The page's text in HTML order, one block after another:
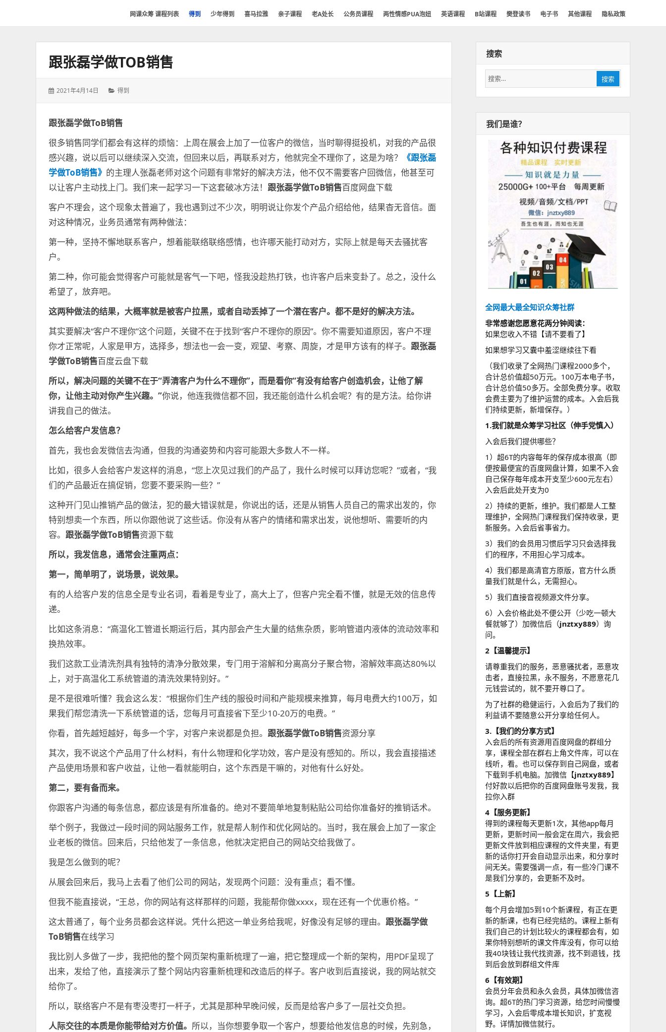
课
群-
网课众筹 课程列表 得到 少年得到 喜马拉雅 亲子课程 老A处长 公务员课程 两性情感PUA泡妞 英语课程 B站课程 樊登读书 电子书 其他课程 隐私政策
跟张磊学做TOB销售
发
2021年4月14日
分
得到
跟张磊学做ToB销售
很多销售同学们都会有这样的烦恼：上周在展会上加了一位客户的微信，当时聊得挺投机，对我的产品很
感兴趣，说以后可以继续深入交流，但回来以后，再联系对方，他就完全不理你了，这是为啥？
《跟张磊
学做ToB销售》 的主理人张磊老师对这个问题有非常好的解决方法，他不仅不需要客户回微信，他甚至可
以让客户主动找上门。我们来一起学习一下这套破冰方法！ 跟张磊学做ToB销售百度网盘下载
客户不理会，这个现象太普遍了，我也遇到过不少次，明明说让你发个产品介绍给他，结果杳无音信。面
对这种情况，业务员通常有两种做法：
第一种，坚持不懈地联系客户，想着能联络联络感情，也许哪天能打动对方，实际上就是每天去骚扰客
户。
第二种，你可能会觉得客户可能就是客气一下吧，怪我没趁热打铁，也许客户后来变卦了。总之，没什么
希望了，放弃吧。
这两种做法的结果，大概率就是被客户拉黑，或者自动丢掉了一个潜在客户。都不是好的解决方法。
其实要解决“客户不理你”这个问题，关键不在于找到“客户不理你的原因”。你不需要知道原因，客户不理
你才正常呢，人家是甲方，选择多，想法也一会一变，观望、考察、周旋，才是甲方该有的样子。 跟张磊
学做ToB销售百度云盘下载
所以，解决问题的关键不在于“弄清客户为什么不理你”，而是看你“有没有给客户创造机会，让他了解
你，让他主动对你产生兴趣。”你说，他连我微信都不回，我还能创造什么机会呢？有的是方法。给你讲
讲我自己的做法。
怎么给客户发信息？
首先，我也会发微信去沟通，但我的沟通姿势和内容可能跟大多数人不一样。
比如，很多人会给客户发这样的消息，“您上次见过我们的产品了，我什么时候可以拜访您呢？”或者，“我
们的产品最近在搞促销，您要不要采购一些？”
这种开门见山推销产品的做法，犯的最大错误就是，你说出的话，还是从销售人员自己的需求出发的，你
特别想卖一个东西，所以你跟他说了这些话。你没有从客户的情绪和需求出发，说他想听、需要听的内
容。 跟张磊学做ToB销售资源下载
所以，我发信息，通常会注重两点：
第一，简单明了，说场景，说效果。
有的人给客户发的信息全是专业名词，看着是专业了，高大上了，但客户完全看不懂，就是无效的信息传
递。
比如这条消息：“高温化工管道长期运行后，其内部会产生大量的结焦杂质，影响管道内液体的流动效率和
换热效率。
我们这款工业清洗剂具有独特的清净分散效果，专门用于溶解和分离高分子聚合物，溶解效率高达80%以
上，对于高温化工系统管道的清洗效果特别好。”
是不是很难听懂？我会这么发：“根据你们生产线的服役时间和产能规模来推算，每月电费大约100万，如
果我们帮您清洗一下系统管道的话，您每月可直接省下至少10-20万的电费。”
你看，首先越短越好，每多一个字，对客户来说都是负担。 跟张磊学做ToB销售资源分享
其次，我不说这个产品用了什么材料，有什么物理和化学功效，客户是没有感知的。所以，我会直接描述
产品使用场景和客户收益，让他一看就能明白，这个东西是干嘛的，对他有什么好处。
第二，要有备而来。
你跟客户沟通的每条信息，都应该是有所准备的。绝对不要简单地复制粘贴公司给你准备好的推销话术。
举个例子，我做过一段时间的网站服务工作，就是帮人制作和优化网站的。当时，我在展会上加了一家企
业老板的微信。回来后，只给他发了一条信息，他就决定把自己的网站交给我做了。
我是怎么做到的呢？
从展会回来后，我马上去看了他们公司的网站，发现两个问题：没有重点；看不懂。
但我不能直接说，“王总，你的网站有这样那样的问题，我能帮你做xxxx，现在还有一个优惠价格。”
这太普通了，每个业务员都会这样说。凭什么把这一单业务给我呢，好像没有足够的理由。 跟张磊学做
ToB销售在线学习
我比别人多做了一步，我把他的整个网页架构重新梳理了一遍，把它整理成一个新的架构，用PDF呈现了
出来，发给了他，直接演示了整个网站内容重新梳理和改造后的样子。客户收到后直接说，我的网站就交
给你了。
所以，联络客户不是有枣没枣打一杆子，尤其是那种早晚问候，反而是给客户多了一层社交负担。
人际交往的本质是你能带给对方价值。 所以，当你想要争取一个客户，想要给他发信息的时候，先别急，
搜索
搜
索：
搜索
我们是谁？
全网最大最全知识众筹社群
非常感谢您愿意花两分钟阅读：
如果您收入不错【请不要看了】
如果想学习又囊中羞涩继续往下看
（我们收录了全网热门课程2000多个，
合计总价值超50万元。100万本电子书，
合计总价值50多万。全部免费分享。收取
会费主要为了维护运营的成本。入会后我
们持续更新，新增保存。）
1.我们就是众筹学习社区（伸手党慎入）
入会后我们提供哪些？
1）超6T的内容每年的保存成本很高（即
便按最便宜的百度网盘计算，如果不入会
自己保存每年成本开支至少600元左右）
入会后此处开支为0
2）持续的更新，维护。我们都是人工整
理维护，全网热门课程我们保持收录，更
新服务。入会后省事省力。
3）我们的会员用习惯后学习只会选择我
们的程序，不用担心学习成本。
4）我们都是高清官方原版，官方什么质
量我们就是什么，无需担心。
5）我们直接音视频源文件分享。
6）入会价格此处不便公开（少吃一顿大
餐就够了）加微信后（jnztxy889）询
问。
2【温馨提示】
请尊重我们的服务，恶意骚扰者，恶意攻
击者，直接拉黑，永不服务，不愿意花几
元钱尝试的，就不要开尊口了。
为了社群的稳健运行，入会后为了我们的
利益请不要随意公开分享给任何人。
3.【我们的分享方式】
入会后的所有资源用百度网盘的群组分
享，课程全部在群右上角文件库，可以在
线听，看。也可以保存到自己网盘，或者
下载到手机电脑。加微信【jnztxy889】
付好款以后把你的百度网盘账号发我，我
拉你入群
4【服务更新】
得到的课程每天更新1次，其他app每月
更新，更新时间一般会定在周六，我会把
更新文件放到相应课程的文件夹里，有更
新的话你打开会自动显示出来，和分享时
间无关。需要强调一点，有一些冷门课不
是我们分享的，会更新不及时。
5【上新】
每个月会增加5到10个新课程，有正在更
新的新课，也有已经完结的。课程上新有
我们自己的计划比较火的课程都会有，如
果你特别想听的课文件库没有，你可以给
我40块钱让我代找资源，找不到退钱，找
到后会放到群组文件库
6【有效期】
会员分年会员和永久会员，具体加微信咨
询。超6T的热门学习资源，给您时间慢慢
学习，入会后零成本增长知识，扩宽视
野。详情加微信就行。